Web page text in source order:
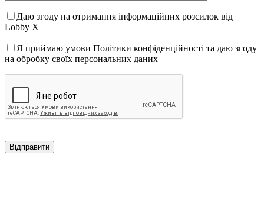
Даю згоду на отримання інформаційних розсилок від
Lobby X
Я приймаю умови Політики конфіденційності та даю згоду
на обробку своїх персональних даних